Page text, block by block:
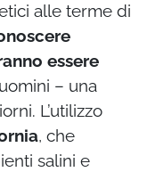
alle terme di
essere
– una
L’utilizzo
, che
salini e